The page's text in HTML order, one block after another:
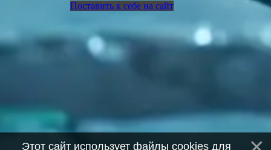
Поставить к себе на сайт
Этот сайт использует файлы cookies для